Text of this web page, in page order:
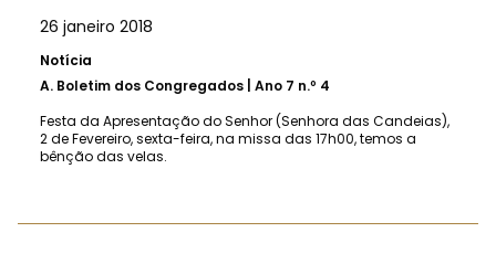
26 janeiro 2018
Notícia
A. Boletim dos Congregados | Ano 7 n.º 4
Festa da Apresentação do Senhor (Senhora das Candeias),
2 de Fevereiro, sexta-feira, na missa das 17h00, temos a
bênção das velas.